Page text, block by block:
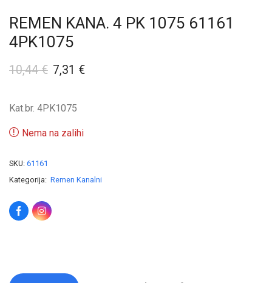
REMEN KANA. 4 PK 1075 61161
4PK1075
10,44€ 7,31 €
Kat.br. 4PK1075
Nema na zalihi
SKU: 61161
Kategorija: Remen Kanalni